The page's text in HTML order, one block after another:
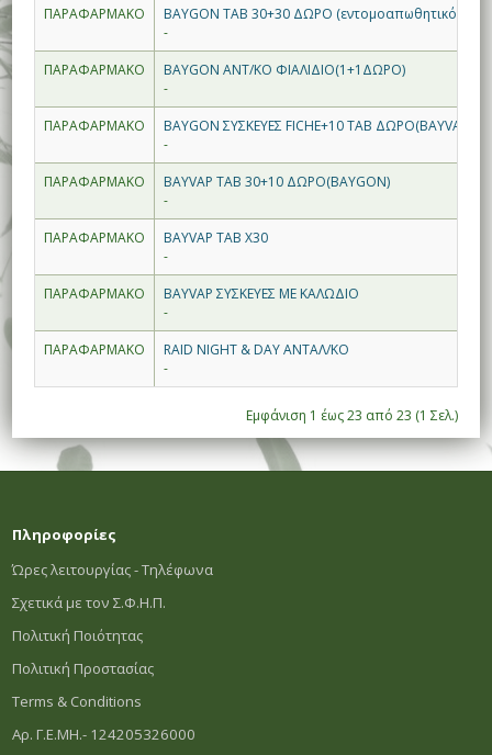
ΠΑΡΑΦΑΡΜΑΚΟ
BAYGON TAB 30+30 ΔΩΡΟ (εντομοαπωθητικό)
-
ΠΑΡΑΦΑΡΜΑΚΟ
BAYGON ΑΝΤ/ΚΟ ΦΙΑΛΙΔΙΟ(1+1ΔΩΡΟ)
-
ΠΑΡΑΦΑΡΜΑΚΟ
BAYGON ΣΥΣΚΕΥΕΣ FICHE+10 TAB ΔΩΡΟ(BAYVAP)
-
ΠΑΡΑΦΑΡΜΑΚΟ
BAYVAP TAB 30+10 ΔΩΡΟ(BAYGON)
-
ΠΑΡΑΦΑΡΜΑΚΟ
BAYVAP TAB X30
-
ΠΑΡΑΦΑΡΜΑΚΟ
BAYVAP ΣΥΣΚΕΥΕΣ ΜΕ ΚΑΛΩΔΙΟ
-
ΠΑΡΑΦΑΡΜΑΚΟ
RAID NIGHT & DAY ΑΝΤΑΛ/ΚΟ
-
Εμφάνιση 1 έως 23 από 23 (1 Σελ.)
Πληροφορίες
Ώρες λειτουργίας - Τηλέφωνα
Σχετικά με τον Σ.Φ.Η.Π.
Πολιτική Ποιότητας
Πολιτική Προστασίας
Terms & Conditions
Αρ. Γ.Ε.ΜΗ.- 124205326000